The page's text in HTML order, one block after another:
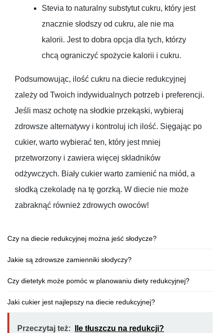
Stevia to naturalny substytut cukru, który jest
znacznie słodszy od cukru, ale nie ma
kalorii. Jest to dobra opcja dla tych, którzy
chcą ograniczyć spożycie kalorii i cukru.
Podsumowując, ilość cukru na diecie redukcyjnej
zależy od Twoich indywidualnych potrzeb i preferencji.
Jeśli masz ochotę na słodkie przekąski, wybieraj
zdrowsze alternatywy i kontroluj ich ilość. Sięgając po
cukier, warto wybierać ten, który jest mniej
przetworzony i zawiera więcej składników
odżywczych. Biały cukier warto zamienić na miód, a
słodką czekoladę na tę gorzką. W diecie nie może
zabraknąć również zdrowych owoców!
Czy na diecie redukcyjnej można jeść słodycze?
Jakie są zdrowsze zamienniki słodyczy?
Czy dietetyk może pomóc w planowaniu diety redukcyjnej?
Jaki cukier jest najlepszy na diecie redukcyjnej?
Przeczytaj też: Ile tłuszczu na redukcji?